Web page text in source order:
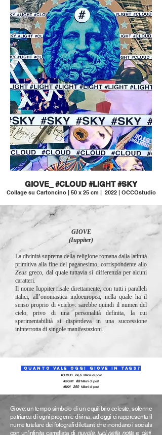
GIOVE_ #CLOUD #LIGHT #SKY
Collage su Cartoncino | 50 x 25 cm | 2022 | OCCOstudio
GIOVE
(Iuppiter)
La divinità suprema della religione romana dalla latinità
primitiva alla fine del paganesimo, corrispondente allo
Zeus greco, dal quale tuttavia si differenzia per alcuni
caratteri.
Il nome Iuppiter risale direttamente, con tutti i paralleli
italici, all’onomastica indoeuropea, nella quale ha il
senso proprio di «cielo»: sarebbe quindi il numen del
cielo, privo di una personalità definita, la cui
sperimentabilità si disperdeva in una successione
ininterrotta di singole manifestazioni.
QUANTO VALE OGGI GIOVE IN TAGs?
#CLOUD 24,6 Milioni di post
#LIGHT 83 Milioni di post
#SKY 250 Milioni di post
Giove: un tempo simbolo di un equilibrio celeste, solenne
patriarca di ogni progenie divina, ad oggi ci rappresenta il
nume tutelare dei fotografi dilettanti che inondano i socials
con un'infinita carrellata di nuvole, luci nella nottee cieli